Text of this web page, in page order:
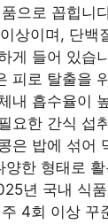
으로 꼽힙니
상이며, 단백
게 들어 있습
피로 탈출을
내 흡수율이
요한 간식 섭
은 밥에 섞어
양한 형태로
년 국내 식
4회 이상 꾸